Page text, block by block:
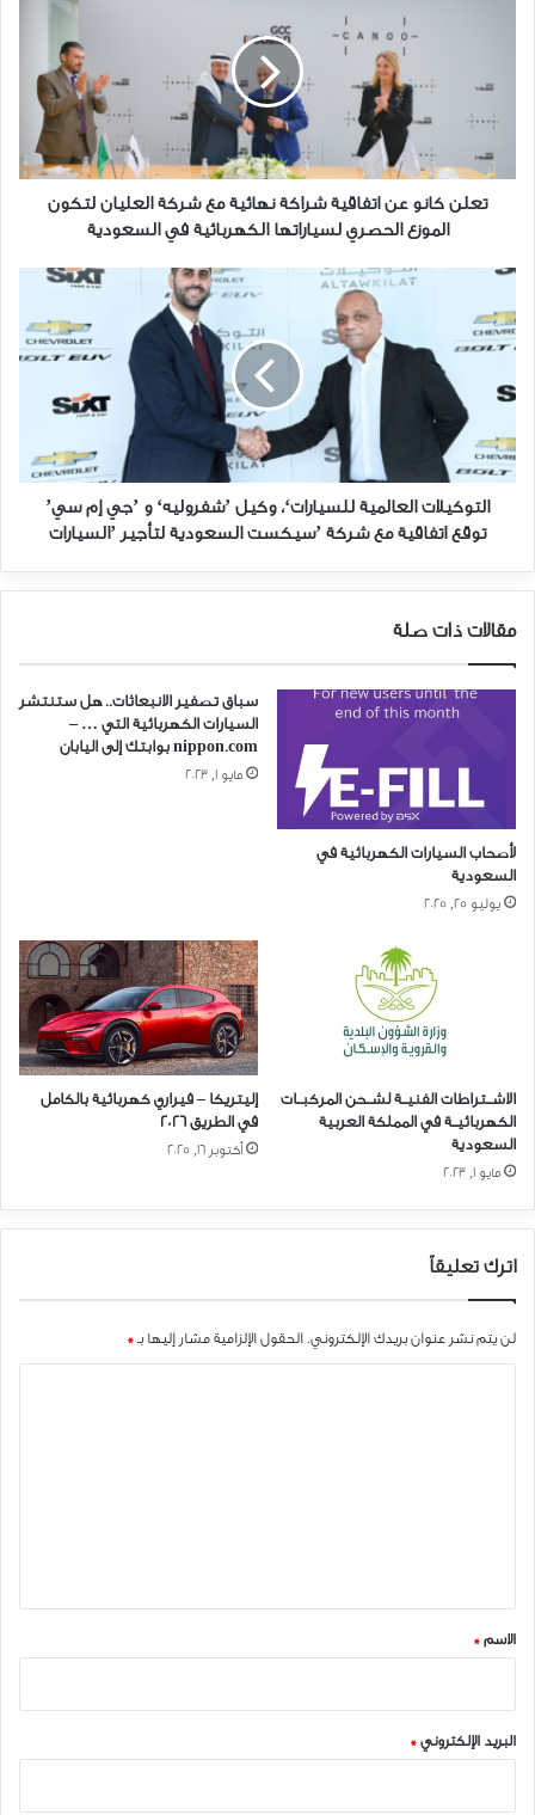
شركة
العليان
لتكون
لسياراتها
في
السعودية
تعلن كانو عن اتفاقية شراكة نهائية مع شركة العليان لتكون
الموزع الحصري لسياراتها الكهربائية في السعودية
التوكيلات
للسيارات‘،
وكيل
و
إم
سي’
توقع
اتفاقية
السعودية
التوكيلات العالمية للسيارات‘، وكيل ’شفروليه‘ و ’جي إم سي’
توقع اتفاقية مع شركة ’سيكست السعودية لتأجير ’السيارات
مقالات ذات صلة
لأصحاب السيارات الكهربائية في
السعودية
يوليو 25, 2025
سباق تصفير الانبعاثات.. هل ستنتشر
السيارات الكهربائية التي … –
nippon.com بوابتك إلى اليابان
مايو 1, 2023
الاشــتراطات الفنيــة لشــحن المركبــات
الكهربائيــة في المملكة العربية
السعودية
مايو 1, 2023
إليتريكا – فيراري كهربائية بالكامل
في الطريق ٢٠٢٦
أكتوبر 16, 2025
اترك تعليقاً
لن يتم نشر عنوان بريدك الإلكتروني. الحقول الإلزامية مشار إليها بـ *
*
الاسم *
البريد الإلكتروني *